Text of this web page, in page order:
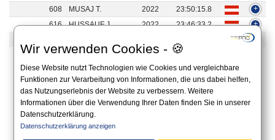
Wir verwenden Cookies - 🍪
Diese Website nutzt Technologien wie Cookies und vergleichbare
Funktionen zur Verarbeitung von Informationen, die uns dabei helfen,
das Nutzungserlebnis der Website zu verbessern. Weitere
Informationen über die Verwendung Ihrer Daten finden Sie in unserer
Datenschutzerklärung.
Datenschutzerklärung anzeigen
608
MUSAJ T. 2022 23:50:15.8
+
616
HUSSAUF J. 2022 23:46:33.2
+
+
1 bis 15 von 15 Ergebnissen
« 1 »
Ausschreibung auf der Website des Veranstalters.